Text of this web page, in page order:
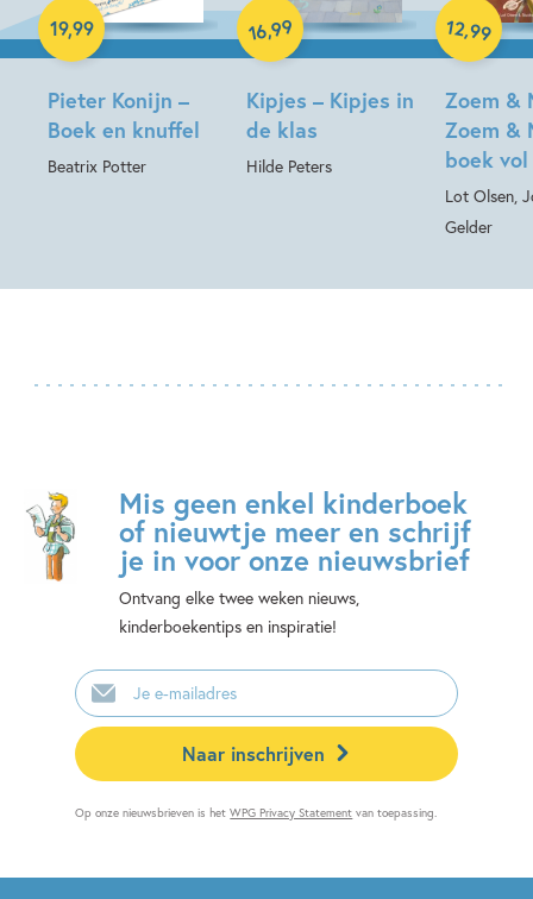
Pieter Konijn –
Boek en knuffel
Beatrix Potter
19,99
Kipjes – Kipjes in
de klas
Hilde Peters
16,99
Zoem &
Zoem &
boek
Lot Olsen,
Gelder
12,99
Hardcover
Mis geen enkel kinderboek
of nieuwtje meer en schrijf
je in voor onze nieuwsbrief
Ontvang elke twee weken nieuws,
kinderboekentips en inspiratie!
E-
mailadres
Naar inschrijven
Op onze nieuwsbrieven is hetWPG Privacy Statement van toepassing.